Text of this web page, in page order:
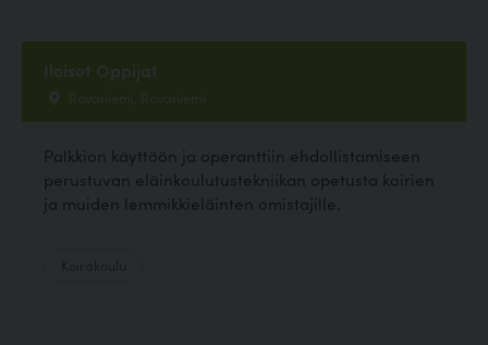
Iloiset Oppijat
Rovaniemi, Rovaniemi
Palkkion käyttöön ja operanttiin ehdollistamiseen
perustuvan eläinkoulutustekniikan opetusta koirien
ja muiden lemmikkieläinten omistajille.